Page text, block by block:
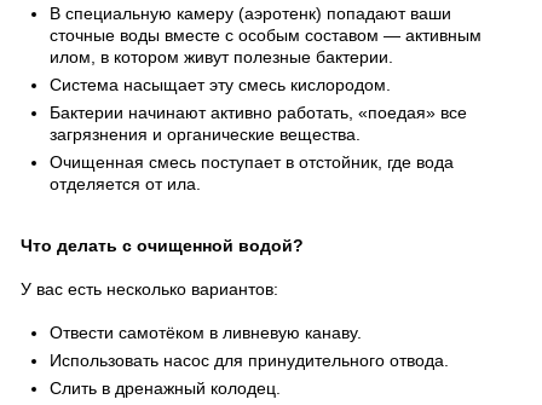
В специальную камеру (аэротенк) попадают ваши
сточные воды вместе с особым составом — активным
илом, в котором живут полезные бактерии.
Система насыщает эту смесь кислородом.
Бактерии начинают активно работать, «поедая» все
загрязнения и органические вещества.
Очищенная смесь поступает в отстойник, где вода
отделяется от ила.
Что делать с очищенной водой?
У вас есть несколько вариантов:
Отвести самотёком в ливневую канаву.
Использовать насос для принудительного отвода.
Слить в дренажный колодец.